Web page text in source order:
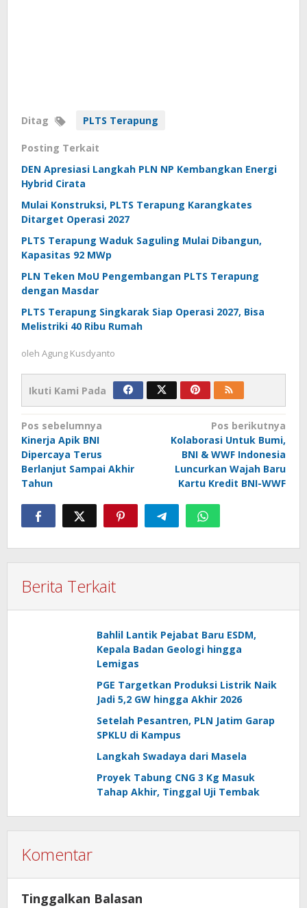
Ditag PLTS Terapung
Posting Terkait
DEN Apresiasi Langkah PLN NP Kembangkan Energi
Hybrid Cirata
Mulai Konstruksi, PLTS Terapung Karangkates
Ditarget Operasi 2027
PLTS Terapung Waduk Saguling Mulai Dibangun,
Kapasitas 92 MWp
PLN Teken MoU Pengembangan PLTS Terapung
dengan Masdar
PLTS Terapung Singkarak Siap Operasi 2027, Bisa
Melistriki 40 Ribu Rumah
oleh Agung Kusdyanto
Ikuti Kami Pada
Navigasi
pos
Pos sebelumnya
Kinerja Apik BNI
Dipercaya Terus
Berlanjut Sampai Akhir
Tahun
Pos berikutnya
Kolaborasi Untuk Bumi,
BNI & WWF Indonesia
Luncurkan Wajah Baru
Kartu Kredit BNI-WWF
Berita Terkait
Bahlil Lantik Pejabat Baru ESDM,
Kepala Badan Geologi hingga
Lemigas
PGE Targetkan Produksi Listrik Naik
Jadi 5,2 GW hingga Akhir 2026
Setelah Pesantren, PLN Jatim Garap
SPKLU di Kampus
Langkah Swadaya dari Masela
Proyek Tabung CNG 3 Kg Masuk
Tahap Akhir, Tinggal Uji Tembak
Komentar
Tinggalkan Balasan